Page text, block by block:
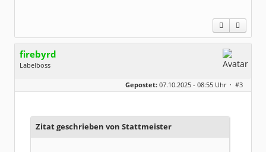
firebyrd
Labelboss
Geschlecht:
keine Angabe
Hausgeburt (Ausgeburt?)
Beiträge:
48848
Gepostet: 07.10.2025 - 08:55 Uhr · #3
Zitat geschrieben von Stattmeister